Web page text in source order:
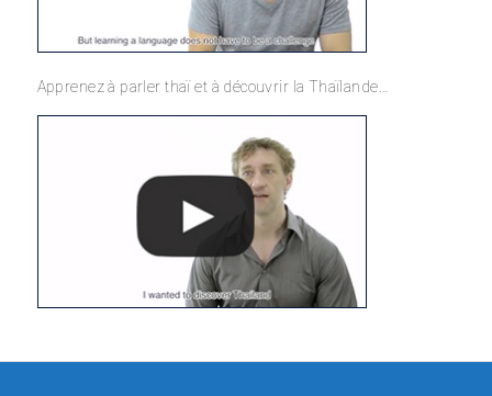
Apprenez à parler thaï et à découvrir la Thaïlande…